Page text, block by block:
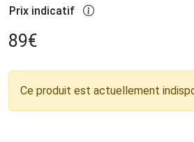
Prix indicatif
89€
Ce produit est actuellement